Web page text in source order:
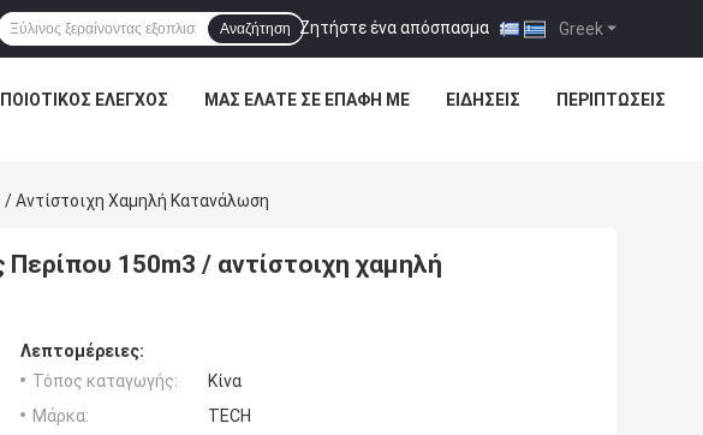
Greek
Ζητήστε ένα απόσπασμα |
Αναζήτηση
ΠΟΙΟΤΙΚΌΣ ΈΛΕΓΧΟΣ ΜΑΣ ΕΛΆΤΕ ΣΕ ΕΠΑΦΉ ΜΕ ΕΙΔΉΣΕΙΣ ΠΕΡΙΠΤΏΣΕΙΣ
Αντίστοιχη Χαμηλή Κατανάλωση
150m3 / αντίστοιχη χαμηλή
Λεπτομέρειες:
Τόπος καταγωγής:
Κίνα
Μάρκα:
TECH